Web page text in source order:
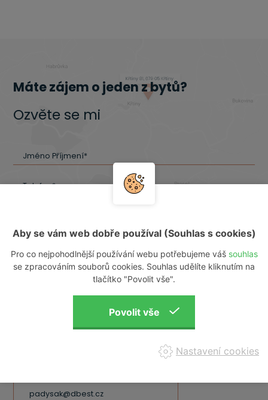
Máte zájem o jeden z bytů?
Ozvěte se mi
Jméno Příjmení*
Telefon*
padysak@dbest.cz
Aby se vám web dobře používal (Souhlas s cookies)
Pro co nejpohodlnější používání webu potřebujeme váš souhlas
se zpracováním souborů cookies. Souhlas udělíte kliknutím na
tlačítko "Povolit vše".
Nastavení cookies